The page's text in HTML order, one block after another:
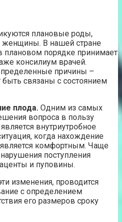
плановые роды,
В нашей стране
плановом порядке принимает
консилиум врачей.
причины –
быть связаны с состоянием
плода. Одним из самых
вопроса в пользу
внутриутробное
когда нахождение
комфортным. Чаще
нарушения поступления
и пуповины.
изменения, проводится
с определением
его размеров сроку